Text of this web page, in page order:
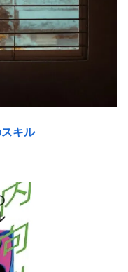
キル